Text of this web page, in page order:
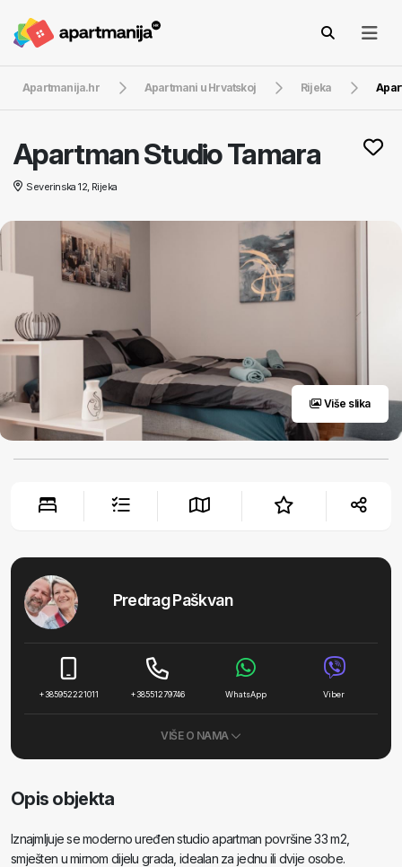
Apartmanija.hr Apartmani u Hrvatskoj Rijeka
Apartman Studio Tamara
Severinska 12, Rijeka
Više slika
Predrag Paškvan
+385952221011 +38551279746 WhatsApp Viber
VIŠE O NAMA
Opis objekta
Iznajmljuje se moderno uređen studio apartman površine 33 m2,
smješten u mirnom dijelu grada, idealan za jednu ili dvije osobe.